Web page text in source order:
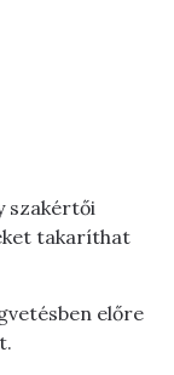
szakértői
takaríthat
előre